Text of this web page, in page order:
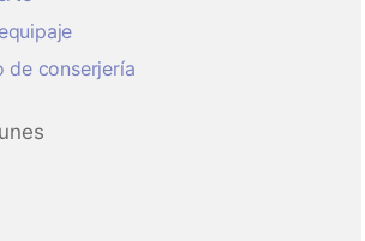
de conserjería